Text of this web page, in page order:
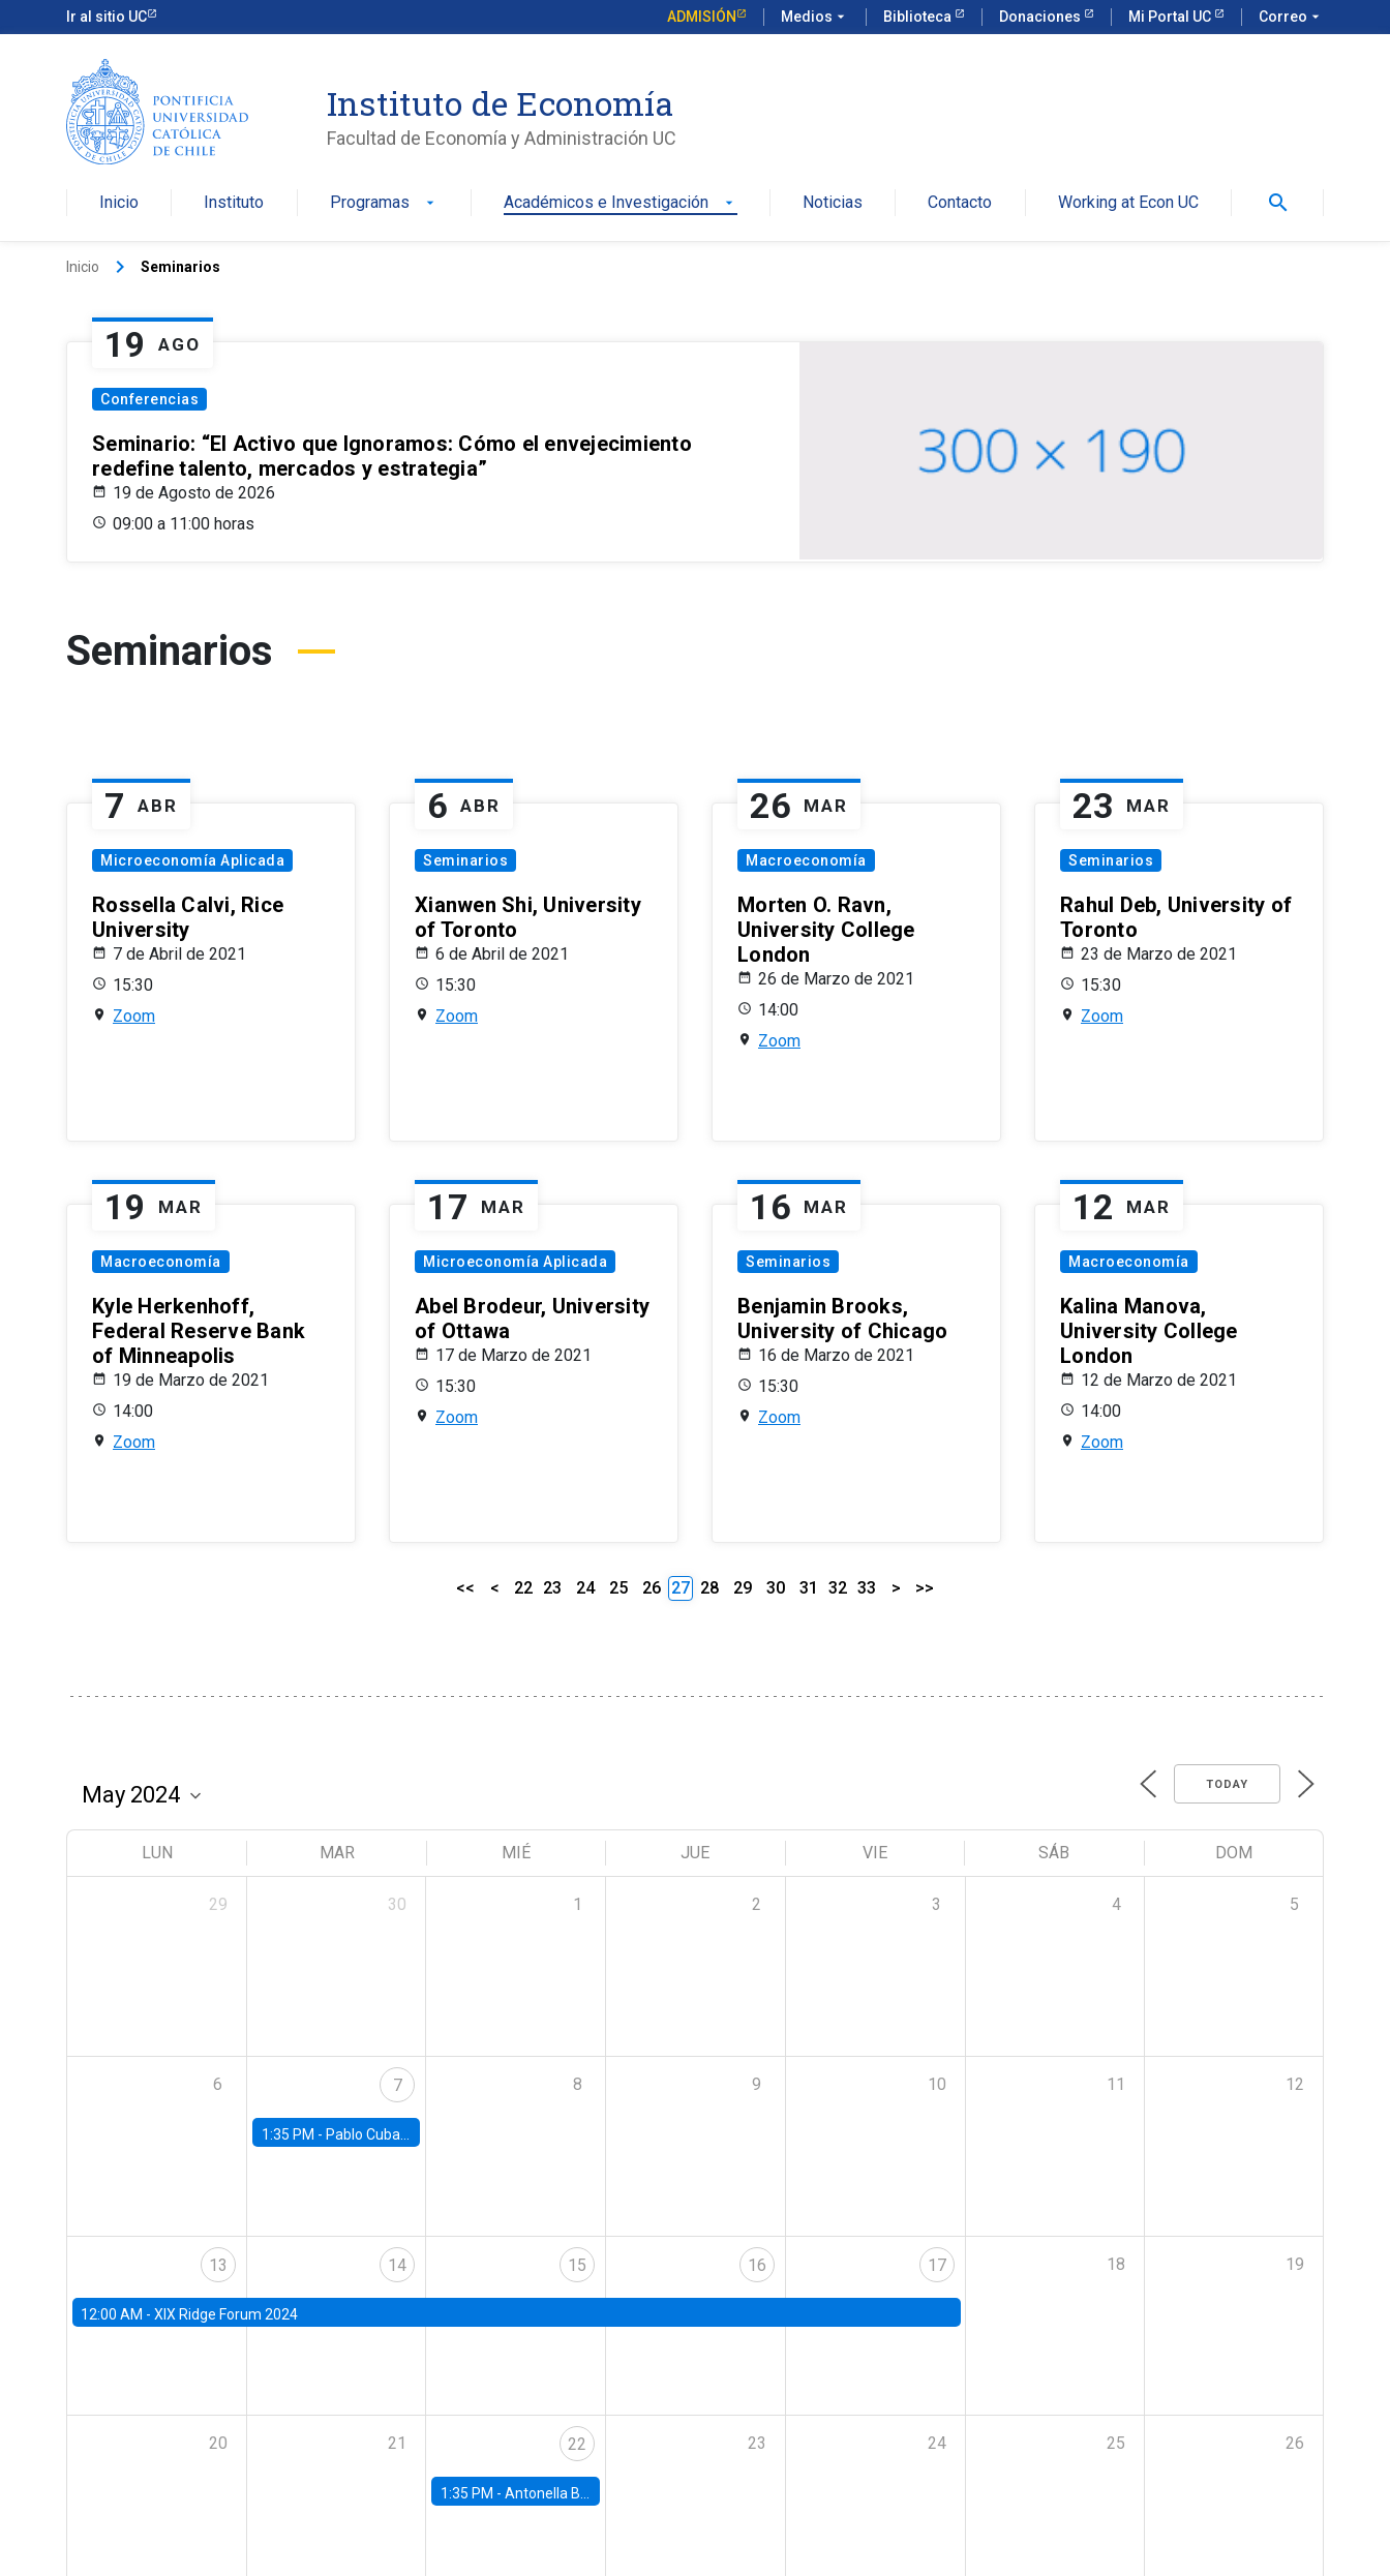
Ir al sitio UC ADMISIÓN Medios arrow_drop_down Biblioteca Donaciones Mi Portal UC Correo arrow_drop_down
Instituto de Economía
Facultad de Economía y Administración UC
Inicio Instituto Programas arrow_drop_down Académicos e Investigación arrow_drop_down Noticias Contacto Working at Econ UC search
Inicio keyboard_arrow_right Seminarios
19 AGO
Conferencias
Seminario: “El Activo que Ignoramos: Cómo el envejecimiento
redefine talento, mercados y estrategia”
19 de Agosto de 2026
09:00 a 11:00 horas
Seminarios
7 ABR
Microeconomía Aplicada
Rossella Calvi, Rice
University
7 de Abril de 2021
15:30
Zoom
6 ABR
Seminarios
Xianwen Shi, University
of Toronto
6 de Abril de 2021
15:30
Zoom
26 MAR
Macroeconomía
Morten O. Ravn,
University College
London
26 de Marzo de 2021
14:00
Zoom
23 MAR
Seminarios
Rahul Deb, University of
Toronto
23 de Marzo de 2021
15:30
Zoom
19 MAR
Macroeconomía
Kyle Herkenhoff,
Federal Reserve Bank
of Minneapolis
19 de Marzo de 2021
14:00
Zoom
17 MAR
Microeconomía Aplicada
Abel Brodeur, University
of Ottawa
17 de Marzo de 2021
15:30
Zoom
16 MAR
Seminarios
Benjamin Brooks,
University of Chicago
16 de Marzo de 2021
15:30
Zoom
12 MAR
Macroeconomía
Kalina Manova,
University College
London
12 de Marzo de 2021
14:00
Zoom
<< < 22 23 24 25 26 27 28 29 30 31 32 33 > >>
TODAY
LUN MAR MIÉ JUE VIE SÁB DOM
29 30 1 2 3 4 5
6 7
1:35 PM - Pablo Cuba, FED Board
8 9 10 11 12
13
12:00 AM - XIX Ridge Forum 2024
14 15 16 17 18 19
20 21 22
1:35 PM -Antonella Bancalari, Institute for Fiscal Studies (IFS) and Research Associate at University College London (UCL)
23 24 25 26